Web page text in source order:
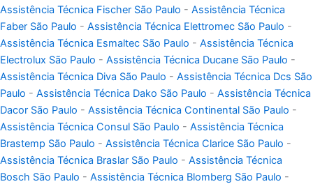
Assistência Técnica Fischer São Paulo - Assistência Técnica
Faber São Paulo - Assistência Técnica Elettromec São Paulo -
Assistência Técnica Esmaltec São Paulo - Assistência Técnica
Electrolux São Paulo - Assistência Técnica Ducane São Paulo -
Assistência Técnica Diva São Paulo - Assistência Técnica Dcs São
Paulo - Assistência Técnica Dako São Paulo - Assistência Técnica
Dacor São Paulo - Assistência Técnica Continental São Paulo -
Assistência Técnica Consul São Paulo - Assistência Técnica
Brastemp São Paulo - Assistência Técnica Clarice São Paulo -
Assistência Técnica Braslar São Paulo - Assistência Técnica
Bosch São Paulo - Assistência Técnica Blomberg São Paulo -